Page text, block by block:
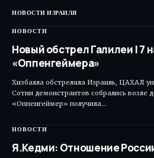
НОВОСТИ ИЗРАИЛЯ
НОВОСТИ
Новый обстрел Галилеи | 7
«Оппенгеймера»
Хизбалла обстреляла Израиль, ЦАХАЛ
Сотни демонстрантов собрались возле
«Оппенгеймер» получила…
НОВОСТИ
Я.Кедми: Отношение